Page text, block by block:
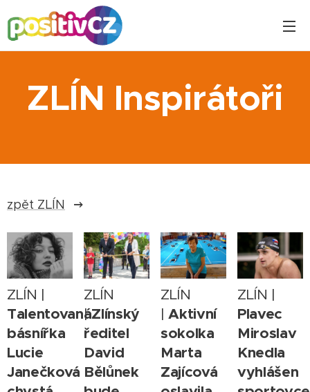
ZLÍN Inspirátoři
zpět ZLÍN
ZLÍN |
Talentovaná
básnířka
Lucie
Janečková
ZLÍN
|Zlínský
ředitel
David
Bělůnek
ZLÍN
|Aktivní
sokolka
Marta
Zajícová
ZLÍN |
Plavec
Miroslav
Knedla
vyhlášen